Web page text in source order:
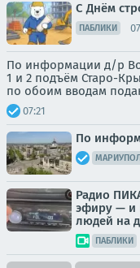
С Днём
ПАБЛИКИ
По информации д/р
1 и 2 подъём Старо-
по обоим вводам
07:21
По
Радио
эфиру — и
людей на
ПАБЛИКИ